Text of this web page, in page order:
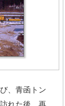
、青函トン